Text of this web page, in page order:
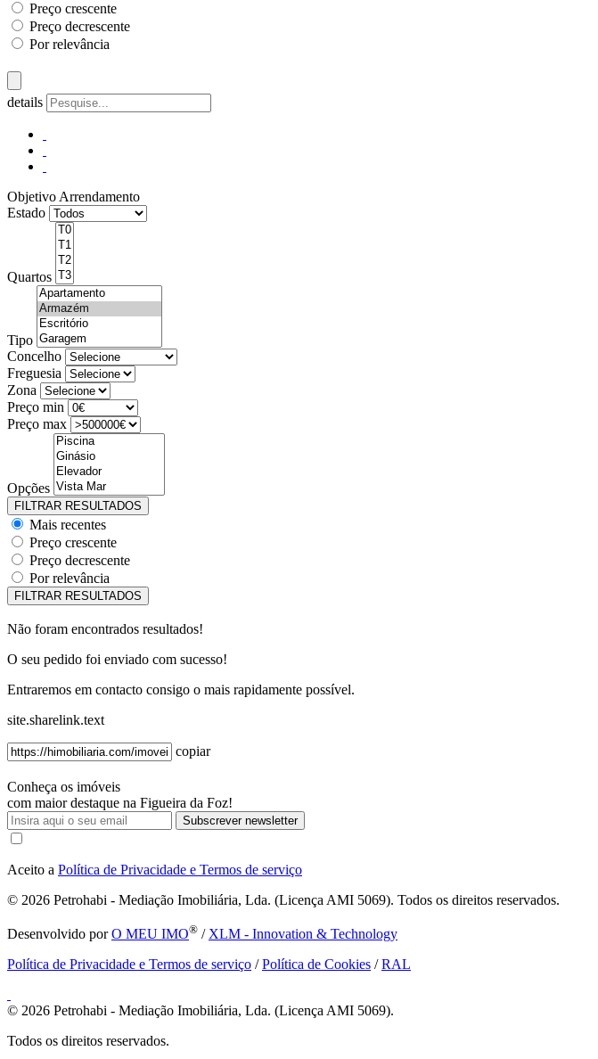
Preço crescente
Preço decrescente
Por relevância
details
Objetivo Arrendamento
Estado
Quartos
Tipo
Concelho
Freguesia
Zona
Preço min
Preço max
Opções
Mais recentes
Preço crescente
Preço decrescente
Por relevância
Não foram encontrados resultados!
O seu pedido foi enviado com sucesso!
Entraremos em contacto consigo o mais rapidamente possível.
site.sharelink.text
copiar
Conheça os imóveis
com maior destaque na Figueira da Foz!
Subscrever newsletter
Aceito a Política de Privacidade e Termos de serviço
© 2026 Petrohabi - Mediação Imobiliária, Lda. (Licença AMI 5069). Todos os direitos reservados.
Desenvolvido porO MEU IMO® / XLM - Innovation & Technology
Política de Privacidade e Termos de serviço /Política de Cookies /RAL
© 2026 Petrohabi - Mediação Imobiliária, Lda. (Licença AMI 5069).
Todos os direitos reservados.